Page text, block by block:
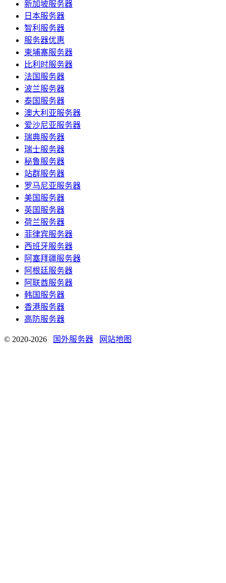
新加坡服务器
日本服务器
智利服务器
服务器优惠
柬埔寨服务器
比利时服务器
法国服务器
波兰服务器
泰国服务器
澳大利亚服务器
爱沙尼亚服务器
瑞典服务器
瑞士服务器
秘鲁服务器
站群服务器
罗马尼亚服务器
美国服务器
英国服务器
荷兰服务器
菲律宾服务器
西班牙服务器
阿塞拜疆服务器
阿根廷服务器
阿联酋服务器
韩国服务器
香港服务器
高防服务器
© 2020-2026 国外服务器 网站地图